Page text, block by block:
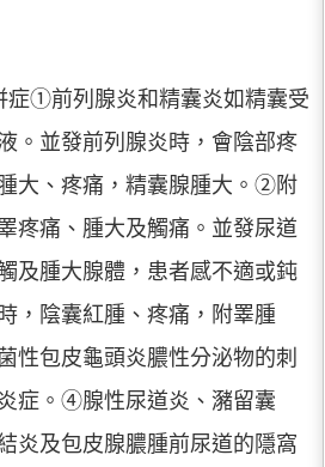
症①前列腺炎和精囊炎如精囊受
。並發前列腺炎時，會陰部疼
大、疼痛，精囊腺腫大。②附
疼痛、腫大及觸痛。並發尿道
及腫大腺體，患者感不適或鈍
，陰囊紅腫、疼痛，附睪腫
性包皮龜頭炎膿性分泌物的刺
症。④腺性尿道炎、瀦留囊
炎及包皮腺膿腫前尿道的隱窩